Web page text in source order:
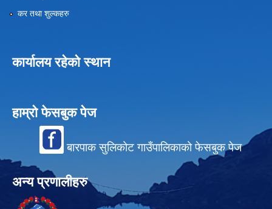
कर तथा शुल्कहरु
कार्यालय रहेको स्थान
हाम्रो फेसबुक पेज
बारपाक सुलिकोट गाउँपालिकाको फेसबुक पेज
अन्य प्रणालीहरु